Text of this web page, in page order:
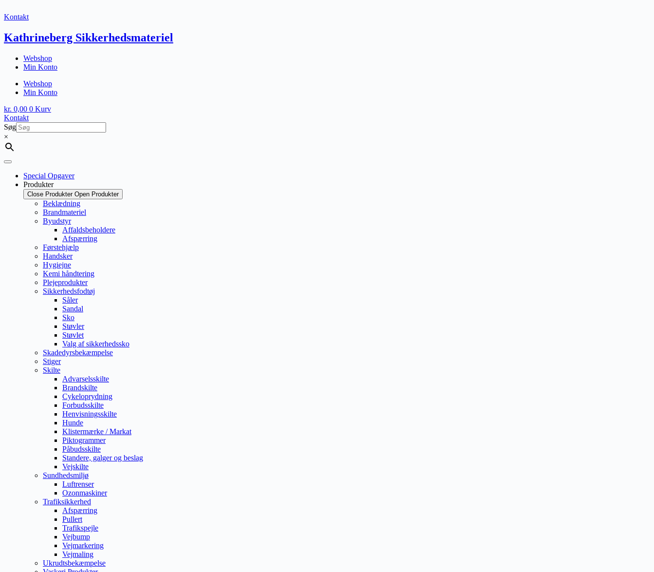
til
Kontakt
Kathrineberg Sikkerhedsmateriel
Webshop
Min Konto
Webshop
Min Konto
kr. 0,00 0 Kurv
Kontakt
Søg
×
Special Opgaver
Produkter
Close Produkter Open Produkter
Beklædning
Brandmateriel
Byudstyr
Affaldsbeholdere
Afspærring
Førstehjælp
Handsker
Hygiejne
Kemi håndtering
Plejeprodukter
Sikkerhedsfodtøj
Såler
Sandal
Sko
Støvler
Støvlet
Valg af sikkerhedssko
Skadedyrsbekæmpelse
Stiger
Skilte
Advarselsskilte
Brandskilte
Cykeloprydning
Forbudsskilte
Henvisningsskilte
Hunde
Klistermærke / Markat
Piktogrammer
Påbudsskilte
Standere, galger og beslag
Vejskilte
Sundhedsmiljø
Luftrenser
Ozonmaskiner
Trafiksikkerhed
Afspærring
Pullert
Trafikspejle
Vejbump
Vejmarkering
Vejmaling
Ukrudtsbekæmpelse